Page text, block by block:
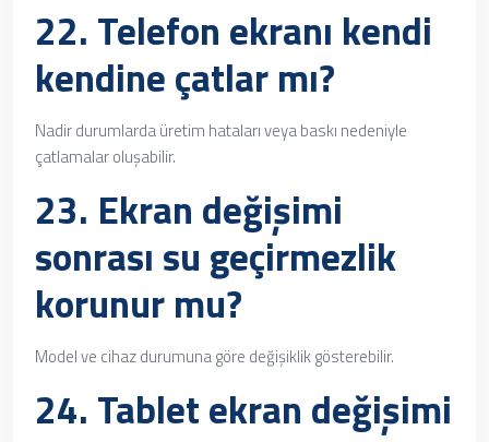
22. Telefon ekranı kendi
kendine çatlar mı?
Nadir durumlarda üretim hataları veya baskı nedeniyle
çatlamalar oluşabilir.
23. Ekran değişimi
sonrası su geçirmezlik
korunur mu?
Model ve cihaz durumuna göre değişiklik gösterebilir.
24. Tablet ekran değişimi